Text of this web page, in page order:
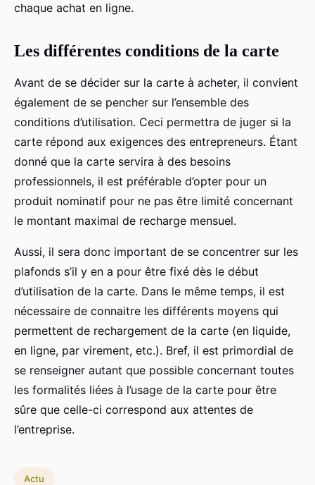
chaque achat en ligne.
Les différentes conditions de la carte
Avant de se décider sur la carte à acheter, il convient
également de se pencher sur l’ensemble des
conditions d’utilisation. Ceci permettra de juger si la
carte répond aux exigences des entrepreneurs. Étant
donné que la carte servira à des besoins
professionnels, il est préférable d’opter pour un
produit nominatif pour ne pas être limité concernant
le montant maximal de recharge mensuel.
Aussi, il sera donc important de se concentrer sur les
plafonds s’il y en a pour être fixé dès le début
d’utilisation de la carte. Dans le même temps, il est
nécessaire de connaitre les différents moyens qui
permettent de rechargement de la carte (en liquide,
en ligne, par virement, etc.). Bref, il est primordial de
se renseigner autant que possible concernant toutes
les formalités liées à l’usage de la carte pour être
sûre que celle-ci correspond aux attentes de
l’entreprise.
Actu